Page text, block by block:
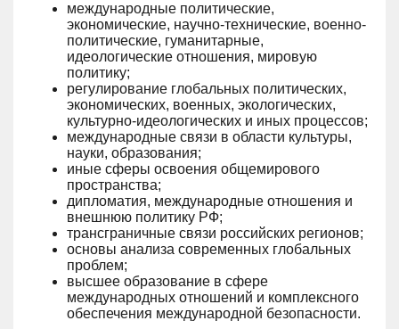
международные политические,
экономические, научно-технические, военно-
политические, гуманитарные,
идеологические отношения, мировую
политику;
регулирование глобальных политических,
экономических, военных, экологических,
культурно-идеологических и иных процессов;
международные связи в области культуры,
науки, образования;
иные сферы освоения общемирового
пространства;
дипломатия, международные отношения и
внешнюю политику РФ;
трансграничные связи российских регионов;
основы анализа современных глобальных
проблем;
высшее образование в сфере
международных отношений и комплексного
обеспечения международной безопасности.